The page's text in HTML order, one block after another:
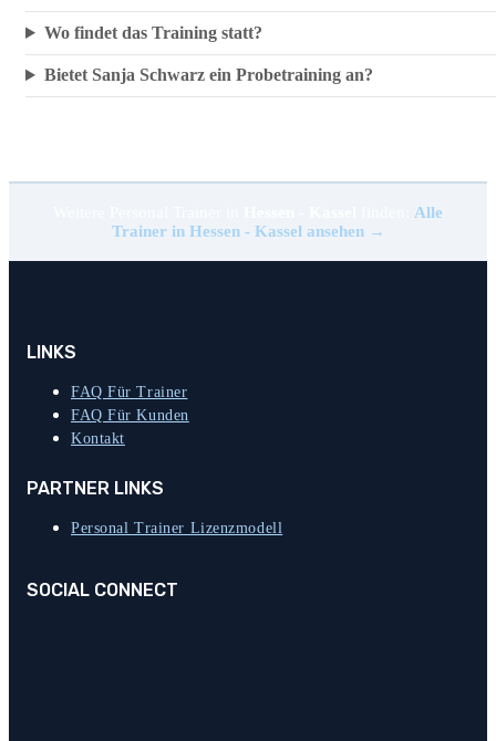
Wo findet das Training statt?
Bietet Sanja Schwarz ein Probetraining an?
Alle
Trainer in Hessen - Kassel ansehen →
LINKS
FAQ Für Trainer
FAQ Für Kunden
Kontakt
PARTNER LINKS
Personal Trainer Lizenzmodell
SOCIAL CONNECT